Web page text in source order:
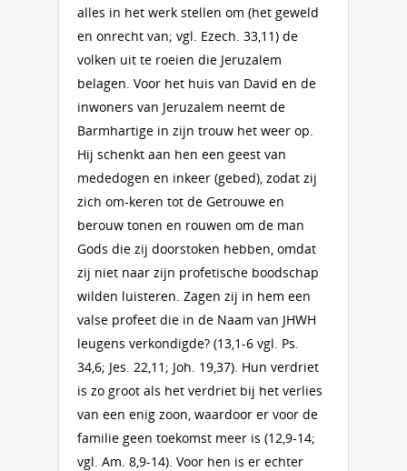
alles in het werk stellen om (het geweld
en onrecht van; vgl. Ezech. 33,11) de
volken uit te roeien die Jeruzalem
belagen. Voor het huis van David en de
inwoners van Jeruzalem neemt de
Barmhartige in zijn trouw het weer op.
Hij schenkt aan hen een geest van
mededogen en inkeer (gebed), zodat zij
zich om-keren tot de Getrouwe en
berouw tonen en rouwen om de man
Gods die zij doorstoken hebben, omdat
zij niet naar zijn profetische boodschap
wilden luisteren. Zagen zij in hem een
valse profeet die in de Naam van JHWH
leugens verkondigde? (13,1-6 vgl. Ps.
34,6; Jes. 22,11; Joh. 19,37). Hun verdriet
is zo groot als het verdriet bij het verlies
van een enig zoon, waardoor er voor de
familie geen toekomst meer is (12,9-14;
vgl. Am. 8,9-14). Voor hen is er echter